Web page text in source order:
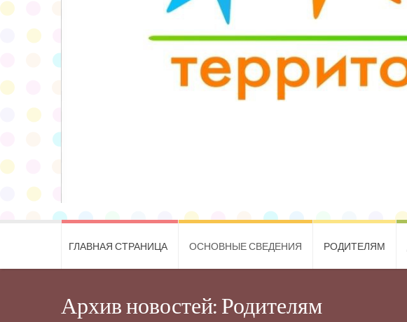
ГЛАВНАЯ СТРАНИЦА ОСНОВНЫЕ СВЕДЕНИЯ РОДИТЕЛЯМ
Архив новостей: Родителям